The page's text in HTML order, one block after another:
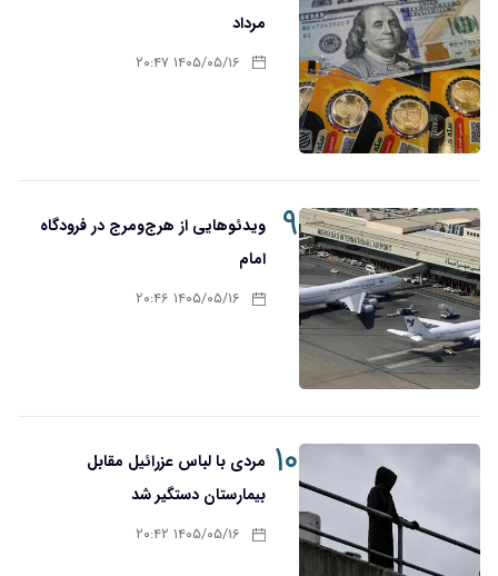
مرداد
۱۴۰۵/۰۵/۱۶ ۲۰:۴۷
۹
ویدئوهایی از هرج‌ومرج در فرودگاه
امام
۱۴۰۵/۰۵/۱۶ ۲۰:۴۶
۱۰ مردی با لباس عزرائیل مقابل
بیمارستان دستگیر شد
۱۴۰۵/۰۵/۱۶ ۲۰:۴۲